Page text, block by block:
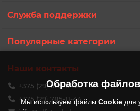
Обработка файлов
Мы используем файлы Cookie для
Служба поддержки
Популярные категории
Наши контакты
+375 (29) 625-11-44
+375 (29) 785-11-44